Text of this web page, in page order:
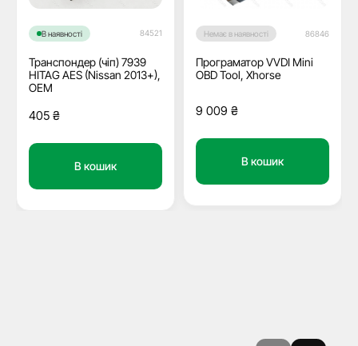
В наявності 84521
Транспондер (чіп) 7939
HITAG AES (Nissan 2013+),
OEM
405 ₴
В кошик
Немає в наявності 86846
Програматор VVDI Mini
OBD Tool, Xhorse
9 009 ₴
В кошик